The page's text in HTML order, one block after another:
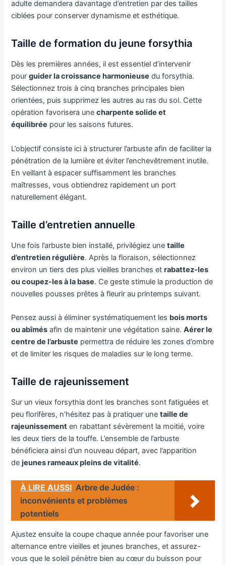
adulte demandera davantage d’entretien par des tailles
ciblées pour conserver dynamisme et esthétique.
Taille de formation du jeune forsythia
Dès les premières années, il est essentiel d’intervenir
pourguider la croissance harmonieuse du forsythia.
Sélectionnez trois à cinq branches principales bien
orientées, puis supprimez les autres au ras du sol. Cette
opération favorisera unecharpente solide et
équilibrée pour les saisons futures.
L’objectif consiste ici à structurer l’arbuste afin de faciliter la
pénétration de la lumière et éviter l’enchevêtrement inutile.
En veillant à espacer suffisamment les branches
maîtresses, vous obtiendrez rapidement un port
naturellement élégant.
Taille d’entretien annuelle
Une fois l’arbuste bien installé, privilégiez unetaille
d’entretien régulière. Après la floraison, sélectionnez
environ un tiers des plus vieilles branches etrabattez-les
ou coupez-les à la base. Ce geste stimule la production de
nouvelles pousses prêtes à fleurir au printemps suivant.
Pensez aussi à éliminer systématiquement les bois morts
ou abîmés afin de maintenir une végétation saine.Aérer le
centre de l’arbuste permettra de réduire les zones d’ombre
et de limiter les risques de maladies sur le long terme.
Taille de rajeunissement
Sur un vieux forsythia dont les branches sont fatiguées et
peu florifères, n’hésitez pas à pratiquer unetaille de
rajeunissement en rabattant sévèrement la moitié, voire
les deux tiers de la touffe. L’ensemble de l’arbuste
bénéficiera ainsi d’un nouveau départ, avec l’apparition
dejeunes rameaux pleins de vitalité.
À LIRE AUSSI Arbre de Judée :
inconvénients et problèmes
potentiels
Ajustez ensuite la coupe chaque année pour favoriser une
alternance entre vieilles et jeunes branches, et assurez-
vous que le soleil pénètre bien au cœur du buisson pour